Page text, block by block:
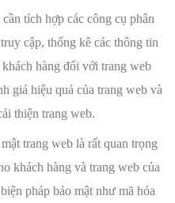
tích hợp các công cụ phân
cập, thống kê các thông tin
hàng đối với trang web
giá hiệu quả của trang web và
thiện trang web.
trang web là rất quan trọng
khách hàng và trang web của
pháp bảo mật như mã hóa